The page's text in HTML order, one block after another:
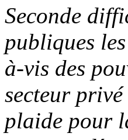
Seconde
publiques
à-vis des
secteur
plaide pour